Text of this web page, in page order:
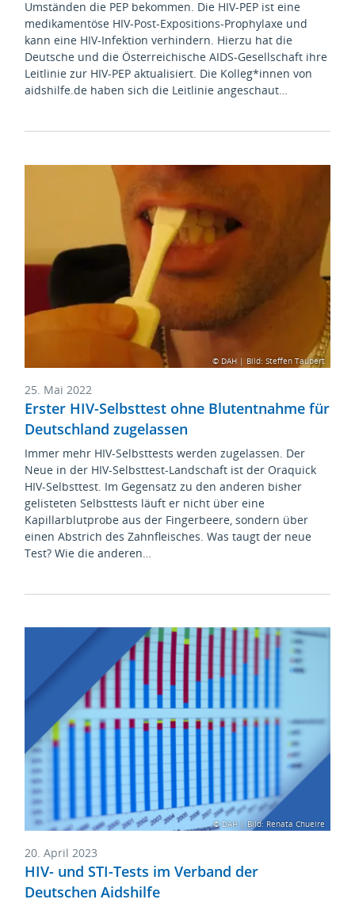
Umständen die PEP bekommen. Die HIV-PEP ist eine
medikamentöse HIV-Post-Expositions-Prophylaxe und
kann eine HIV-Infektion verhindern. Hierzu hat die
Deutsche und die Österreichische AIDS-Gesellschaft ihre
Leitlinie zur HIV-PEP aktualisiert. Die Kolleg*innen von
aidshilfe.de haben sich die Leitlinie angeschaut…
© DAH | Bild: Steffen Taubert
25. Mai 2022
Erster HIV-Selbsttest ohne Blutentnahme für
Deutschland zugelassen
Immer mehr HIV-Selbsttests werden zugelassen. Der
Neue in der HIV-Selbsttest-Landschaft ist der Oraquick
HIV-Selbsttest. Im Gegensatz zu den anderen bisher
gelisteten Selbsttests läuft er nicht über eine
Kapillarblutprobe aus der Fingerbeere, sondern über
einen Abstrich des Zahnfleisches. Was taugt der neue
Test? Wie die anderen…
© DAH | Bild: Renata Chueire
20. April 2023
HIV- und STI-Tests im Verband der
Deutschen Aidshilfe